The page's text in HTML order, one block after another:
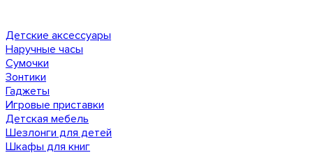
Детские аксессуары
Наручные часы
Сумочки
Зонтики
Гаджеты
Игровые приставки
Детская мебель
Шезлонги для детей
Шкафы для книг